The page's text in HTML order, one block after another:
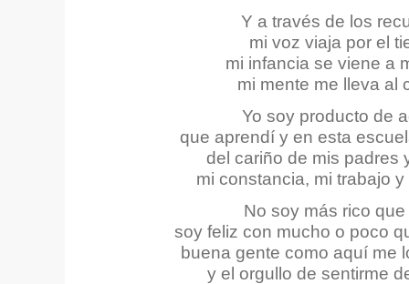
Y a través de los
mi voz viaja por el
mi infancia se viene a
mi mente me lleva al
Yo soy producto de
que aprendí y en esta
del cariño de mis padres
mi constancia, mi trabajo
No soy más rico
soy feliz con mucho o poco
buena gente como aquí me
y el orgullo de sentirme